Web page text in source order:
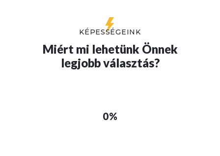
KÉPESSÉGEINK
Miért mi lehetünk Önnek
legjobb választás?
0%